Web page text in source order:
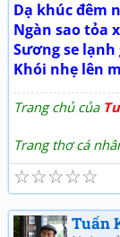
Dạ khúc đêm
Ngàn sao tỏa
Sương se
Khói nhẹ lên
Trang chủ của
Trang thơ cá
☆
☆
☆
☆
☆
Tuấn